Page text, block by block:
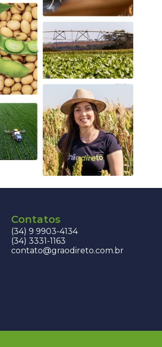
Contatos
(34) 9 9903-4134
(34) 3331-1163
contato@graodireto.com.br